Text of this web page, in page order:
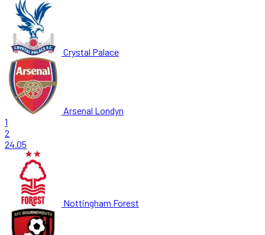
Crystal Palace
Arsenal Londyn
1
2
24.05
Nottingham Forest